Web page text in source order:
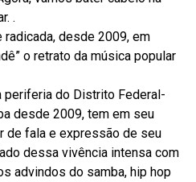
.
desde 2009, em
o retrato da música popular
periferia do Distrito Federal-
desde 2009, tem em seu
de fala e expressão de seu
dessa vivência intensa com
advindos do samba, hip hop